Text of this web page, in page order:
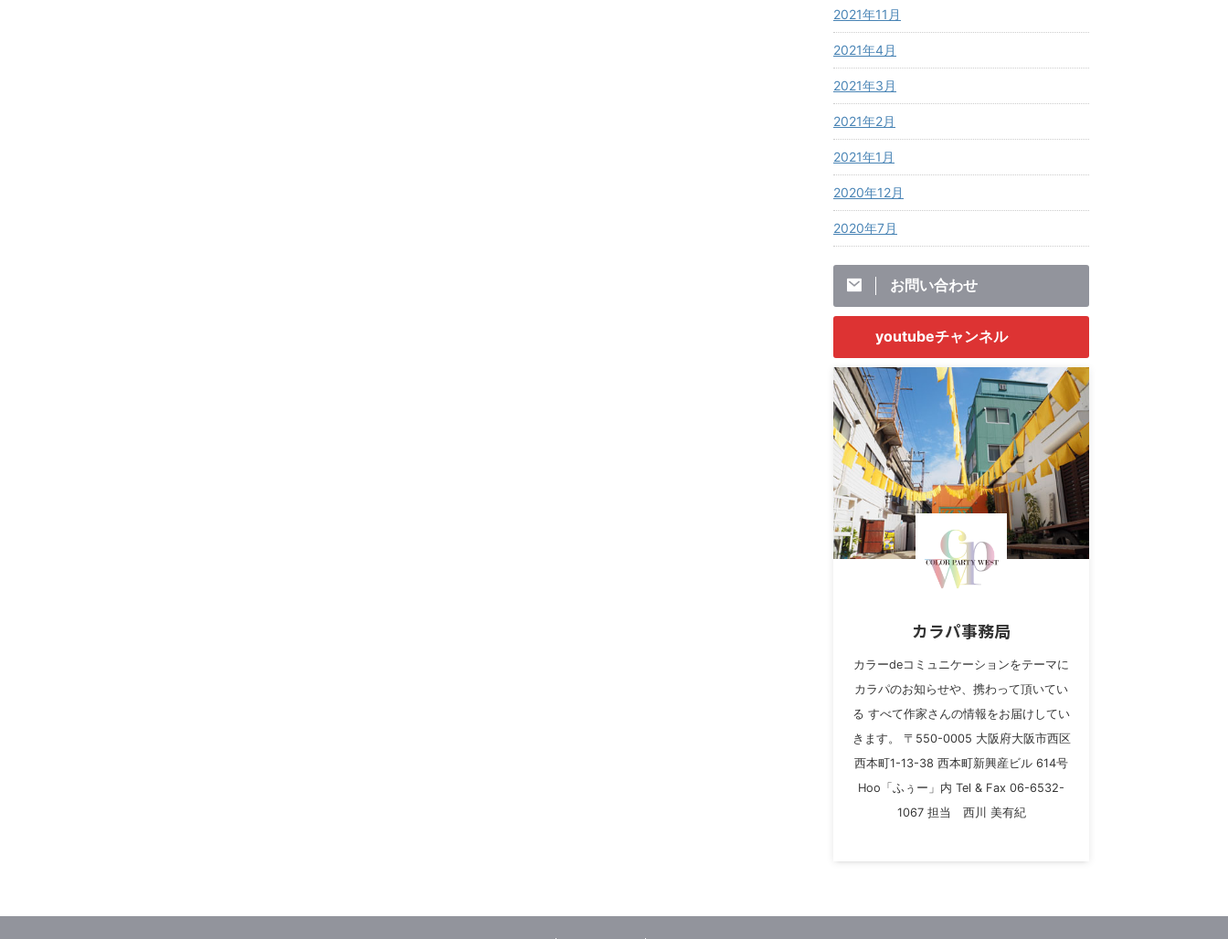
2021年11月
2021年4月
2021年3月
2021年2月
2021年1月
2020年12月
2020年7月
お問い合わせ
youtubeチャンネル
カラパ事務局
カラーdeコミュニケーションをテーマに
カラパのお知らせや、携わって頂いてい
る すべて作家さんの情報をお届けしてい
きます。 〒550-0005 大阪府大阪市西区
西本町1-13-38 西本町新興産ビル 614号
Hoo「ふぅー」内 Tel & Fax 06-6532-
1067 担当 西川 美有紀